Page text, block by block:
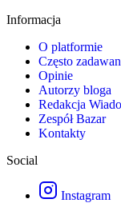
Informacja
O platformie
Często
Opinie
Autorzy bloga
Redakcja
Zespół Bazar
Kontakty
Social
Instagram